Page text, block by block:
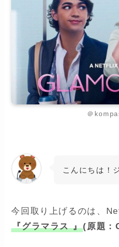
＠
こんにちは！
今回取り上げるのは、
『グラマラス 』(原題：